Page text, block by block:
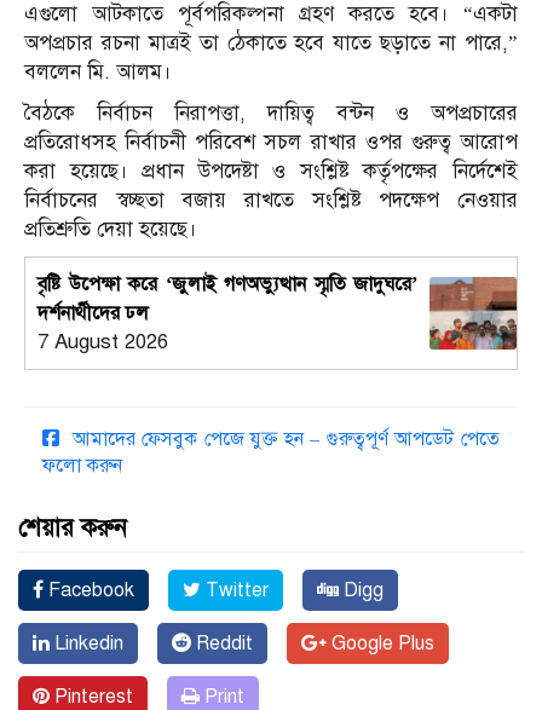
এগুলো আটকাতে পূর্বপরিকল্পনা গ্রহণ করতে হবে। “একটা
অপপ্রচার রচনা মাত্রই তা ঠেকাতে হবে যাতে ছড়াতে না পারে,”
বললেন মি. আলম।
বৈঠকে নির্বাচন নিরাপত্তা, দায়িত্ব বন্টন ও অপপ্রচারের
প্রতিরোধসহ নির্বাচনী পরিবেশ সচল রাখার ওপর গুরুত্ব আরোপ
করা হয়েছে। প্রধান উপদেষ্টা ও সংশ্লিষ্ট কর্তৃপক্ষের নির্দেশেই
নির্বাচনের স্বচ্ছতা বজায় রাখতে সংশ্লিষ্ট পদক্ষেপ নেওয়ার
প্রতিশ্রুতি দেয়া হয়েছে।
বৃষ্টি উপেক্ষা করে ‘জুলাই গণঅভ্যুত্থান স্মৃতি জাদুঘরে’
দর্শনার্থীদের ঢল
7 August 2026
আমাদের ফেসবুক পেজে যুক্ত হন – গুরুত্বপূর্ণ আপডেট পেতে
ফলো করুন
শেয়ার করুন
Facebook Twitter Digg
Linkedin Reddit Google Plus
Pinterest Print